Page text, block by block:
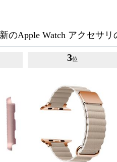
のApple Watch アクセサリ
3位